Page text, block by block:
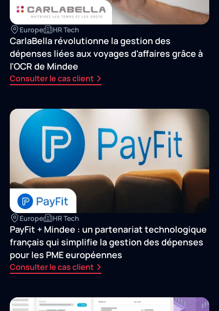
Europe HR Tech
CarlaBella révolutionne la gestion des
dépenses liées aux voyages d'affaires grâce à
l'OCR de Mindee
Consulter le cas client
Europe HR Tech
PayFit + Mindee : un partenariat technologique
français qui simplifie la gestion des dépenses
pour les PME européennes
Consulter le cas client